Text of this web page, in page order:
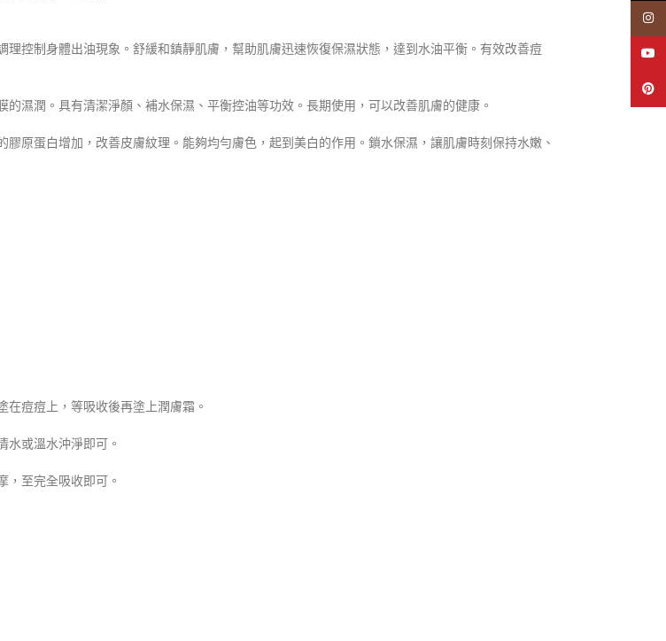
控制身體出油現象。舒緩和鎮靜肌膚，幫助肌膚迅速恢復保濕狀態，達到水油平衡。有效改善痘
濕潤。具有清潔淨顏、補水保濕、平衡控油等功效。長期使用，可以改善肌膚的健康。
原蛋白增加，改善皮膚紋理。能夠均勻膚色，起到美白的作用。鎖水保濕，讓肌膚時刻保持水嫩、
痘痘上，等吸收後再塗上潤膚霜。
或溫水沖淨即可。
至完全吸收即可。